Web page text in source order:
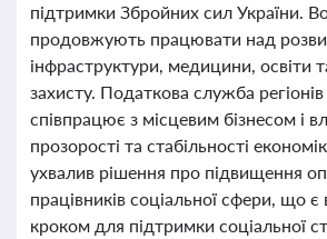
підтримки Збройних сил України.
продовжують працювати над
інфраструктури, медицини, освіти
захисту. Податкова служба
співпрацює з місцевим бізнесом і
прозорості та стабільності
ухвалив рішення про підвищення
працівників соціальної сфери, що
кроком для підтримки соціальної